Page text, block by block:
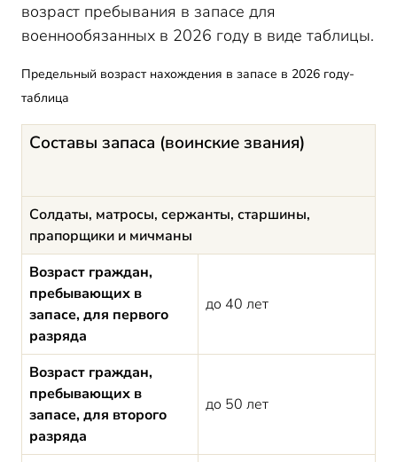
возраст пребывания в запасе для
военнообязанных в 2026 году в виде таблицы.
Предельный возраст нахождения в запасе в 2026 году-
таблица
Составы запаса (воинские звания)
Солдаты, матросы, сержанты, старшины,
прапорщики и мичманы
Возраст граждан,
пребывающих в
запасе, для первого
разряда
до 40 лет
Возраст граждан,
пребывающих в
запасе, для второго
разряда
до 50 лет